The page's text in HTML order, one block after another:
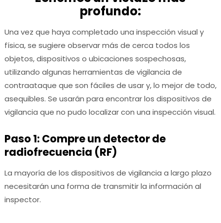
profundo:
Una vez que haya completado una inspección visual y
física, se sugiere observar más de cerca todos los
objetos, dispositivos o ubicaciones sospechosas,
utilizando algunas herramientas de vigilancia de
contraataque que son fáciles de usar y, lo mejor de todo,
asequibles. Se usarán para encontrar los dispositivos de
vigilancia que no pudo localizar con una inspección visual.
Paso 1: Compre un detector de
radiofrecuencia (RF)
La mayoría de los dispositivos de vigilancia a largo plazo
necesitarán una forma de transmitir la información al
inspector.